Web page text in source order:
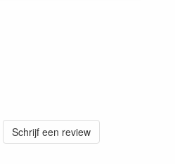
Schrijf een review